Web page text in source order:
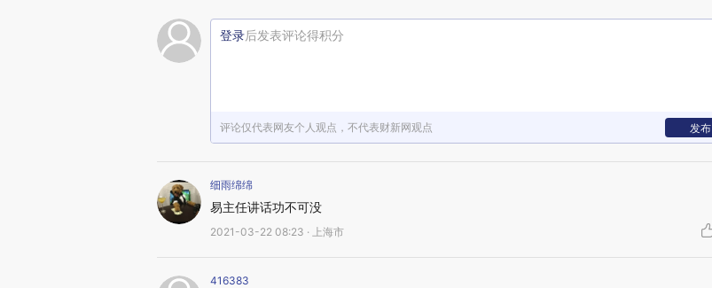
登录后发表评论得积分
评论仅代表网友个人观点，不代表财新网观点 发布
细雨绵绵
易主任讲话功不可没
2021-03-22 08:23 · 上海市
416383